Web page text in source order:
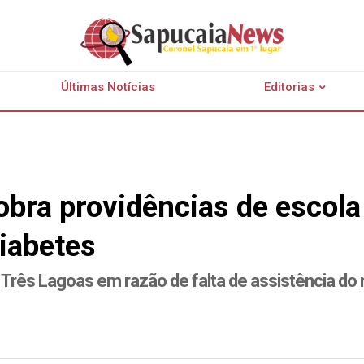
Últimas Notícias Editorias
providências de
Lagoas em razão de falta de assistência do